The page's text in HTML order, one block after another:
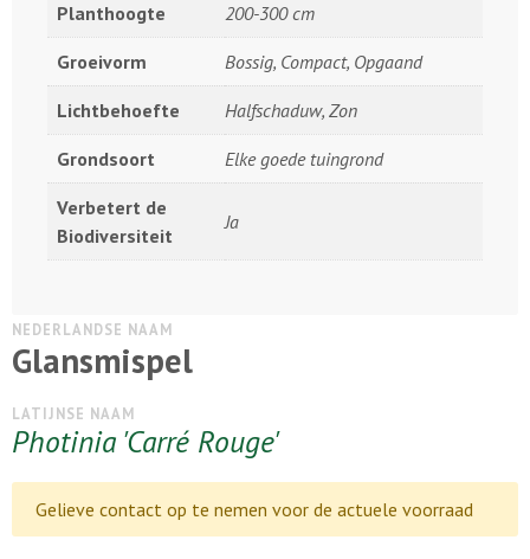
Planthoogte 200-300 cm
Groeivorm Bossig, Compact, Opgaand
Lichtbehoefte Halfschaduw, Zon
Grondsoort Elke goede tuingrond
Verbetert de
Biodiversiteit
Ja
NEDERLANDSE NAAM
Glansmispel
LATIJNSE NAAM
Photinia 'Carré Rouge'
Gelieve contact op te nemen voor de actuele voorraad